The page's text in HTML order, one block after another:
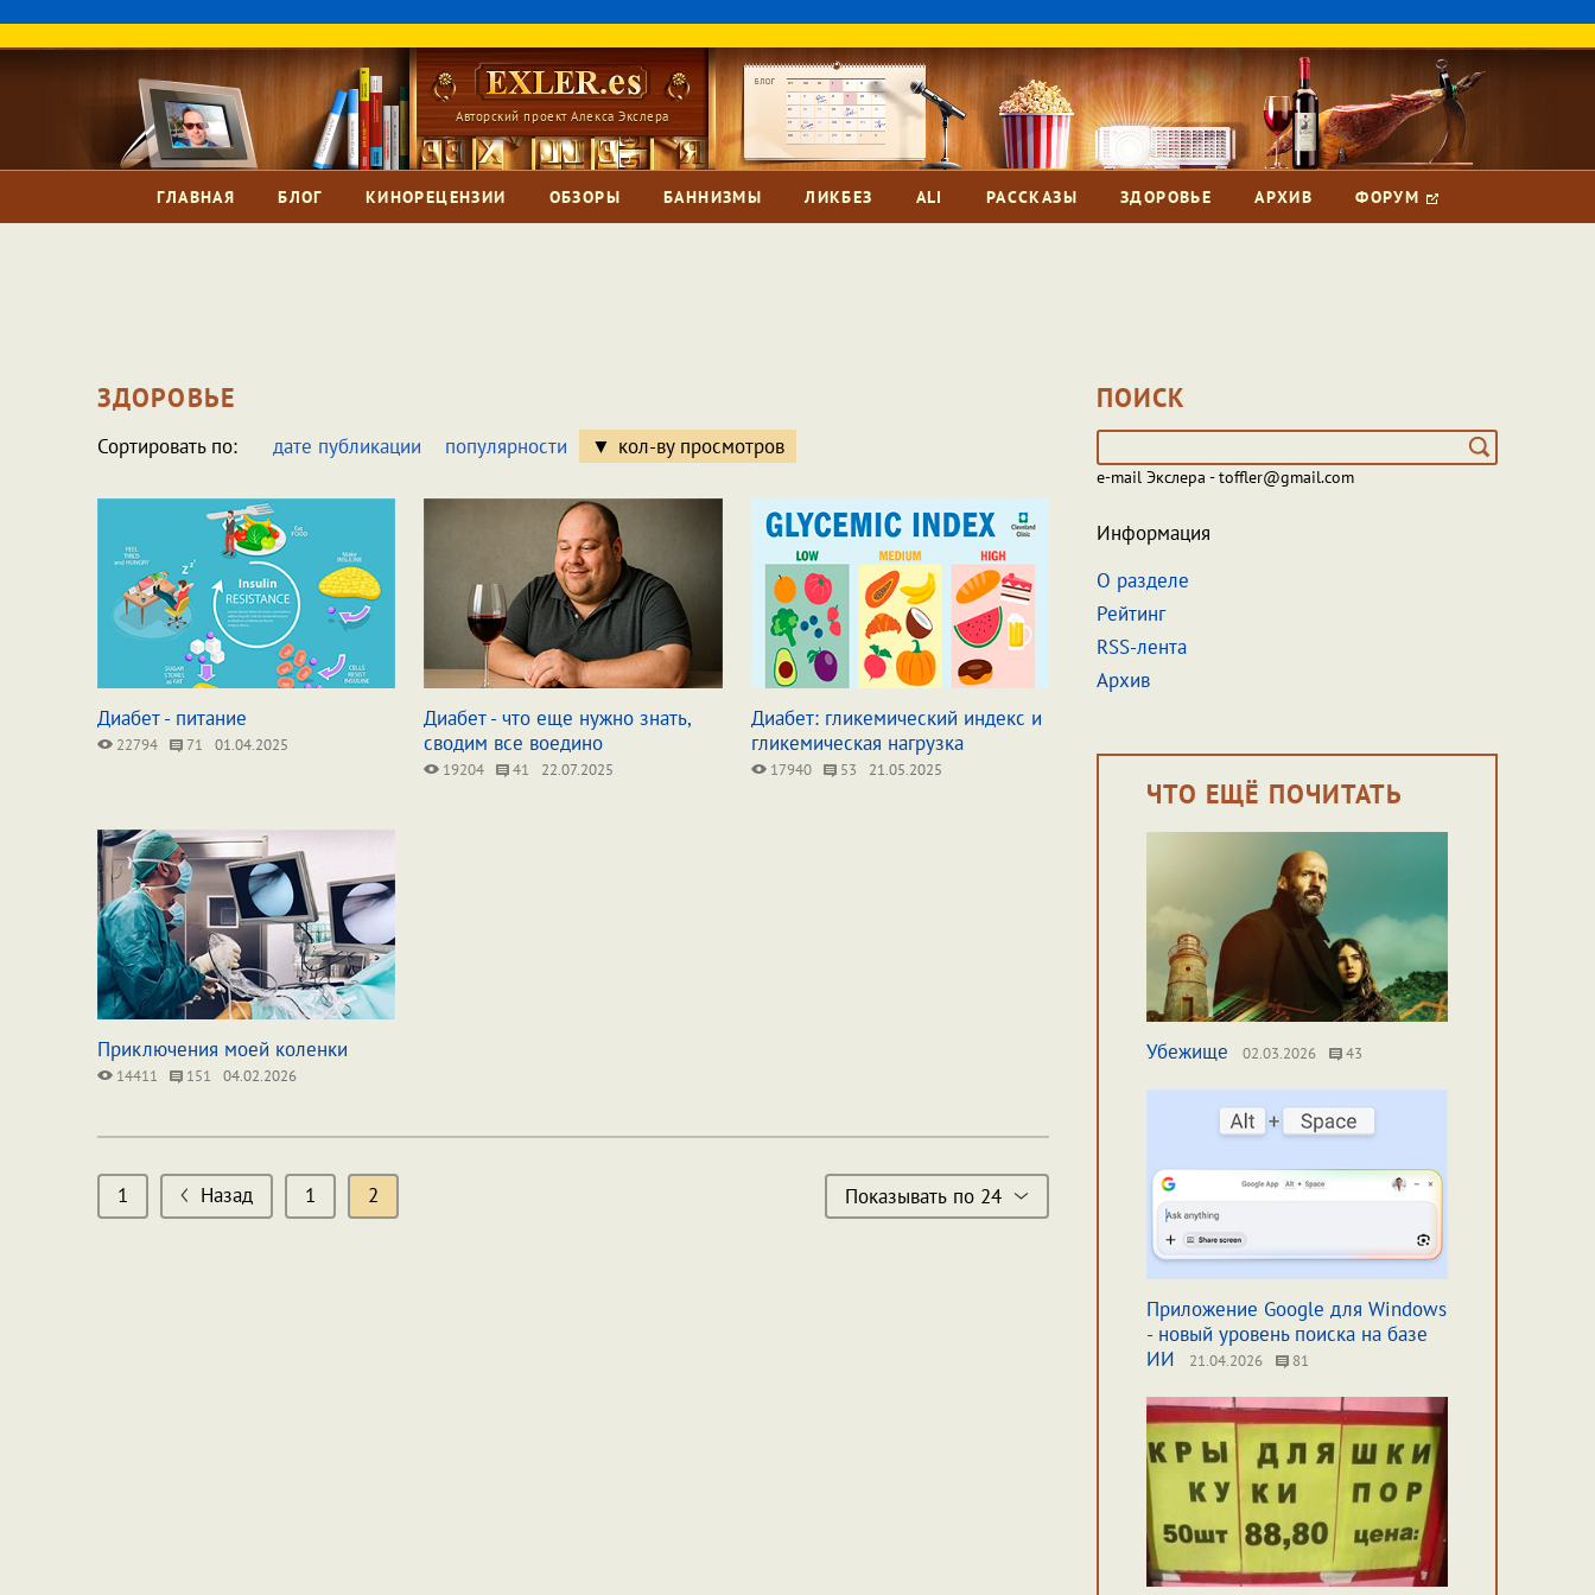
Авторский проект Алекса Экслера
ГЛАВНАЯ БЛОГ КИНОРЕЦЕНЗИИ ОБЗОРЫ БАННИЗМЫ ЛИКБЕЗ ALI РАССКАЗЫ ЗДОРОВЬЕ АРХИВ ФОРУМ
ЗДОРОВЬЕ
Сортировать по: дате публикации популярности кол-ву просмотров
Диабет - питание
22794 71 01.04.2025
Диабет - что еще нужно знать,
сводим все воедино
19204 41 22.07.2025
Диабет: гликемический индекс и
гликемическая нагрузка
17940 53 21.05.2025
Приключения моей коленки
14411 151 04.02.2026
1 Назад 1 2 Показывать по 24
ПОИСК
e-mail Экслера - toffler@gmail.com
Информация
О разделе
Рейтинг
RSS-лента
Архив
ЧТО ЕЩЁ ПОЧИТАТЬ
Убежище 02.03.2026 43
Приложение Google для Windows
- новый уровень поиска на базе
ИИ
21.04.2026 81